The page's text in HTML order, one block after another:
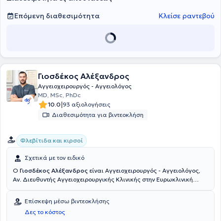
Επόμενη διαθεσιμότητα
Κλείσε ραντεβού
Γιοσδέκος Αλέξανδρος
Αγγειοχειρουργός - Αγγειολόγος
MD, MSc, PhDc
10.0|93 αξιολογήσεις
Διαθεσιμότητα για βιντεοκλήση
Φλεβίτιδα και κιρσοί
Σχετικά με τον ειδικό
Ο Γιοσδέκος Αλέξανδρος είναι Αγγειοχειρουργός - Αγγειολόγος,
Αν. Διευθυντής Αγγειοχειρουργικής Κλινικής στην Ευρωκλινική
διατηρεί ιδιωτικό ιατρείο στην οδό Βασ. Σοφιάς 104, στην Πλατεία
Μαβίλη. Το 2016 μετέβη στο Ηνωμένο Βασίλειο όπου ειδικεύθηκε
στην Αγγειακή και Ενδαγγειακή Χειρουργική. Πιο συγκεκριμένα,
Επίσκεψη μέσω βιντεοκλήσης
Δες το κόστος